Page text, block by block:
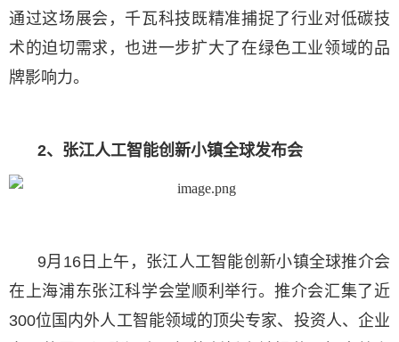
通过这场展会，千瓦科技既精准捕捉了行业对低碳技
术的迫切需求，也进一步扩大了在绿色工业领域的品
牌影响力。
2、张江人工智能创新小镇全球发布会
9月16日上午，张江人工智能创新小镇全球推介会
在上海浦东张江科学会堂顺利举行。推介会汇集了近
300位国内外人工智能领域的顶尖专家、投资人、企业